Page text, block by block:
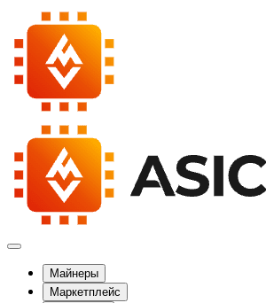
Майнеры
Маркетплейс